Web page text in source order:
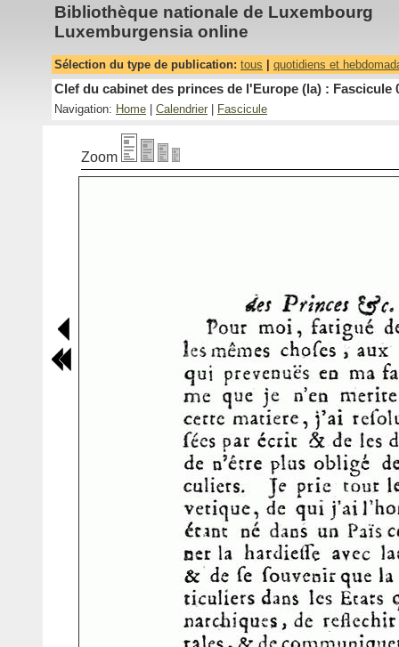
Bibliothèque nationale de Luxembourg
Luxemburgensia online
Sélection du type de publication: tous quotidiens et
Clef du cabinet des princes de l'Europe (la) : Fascicule
Navigation: Home Calendrier Fascicule
Zoom